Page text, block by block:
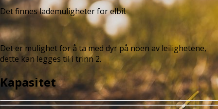
Det finnes lademuligheter for elbil.
Det er mulighet for å ta med dyr på noen av leilighetene,
dette kan legges til i trinn 2.
Kapasitet